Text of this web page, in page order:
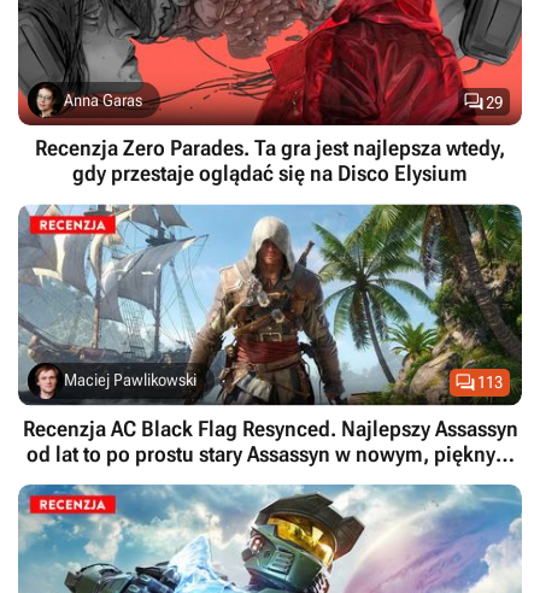
29
Anna Garas
Recenzja Zero Parades. Ta gra jest najlepsza wtedy,
gdy przestaje oglądać się na Disco Elysium
113
Maciej Pawlikowski
Recenzja AC Black Flag Resynced. Najlepszy Assassyn
od lat to po prostu stary Assassyn w nowym, pięknym
wydaniu